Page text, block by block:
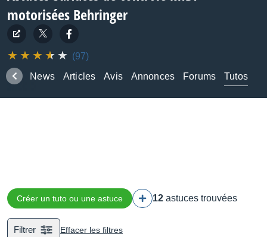
motorisées Behringer
(97)
News Articles Avis Annonces Forums Tutos
Créer un tuto ou une astuce 12 astuces trouvées
Filtrer Effacer les filtres